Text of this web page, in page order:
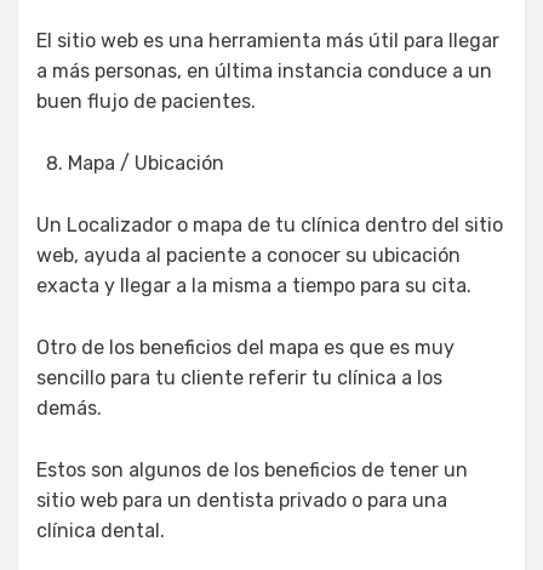
El sitio web es una herramienta más útil para llegar
a más personas, en última instancia conduce a un
buen flujo de pacientes.
Mapa / Ubicación
Un Localizador o mapa de tu clínica dentro del sitio
web, ayuda al paciente a conocer su ubicación
exacta y llegar a la misma a tiempo para su cita.
Otro de los beneficios del mapa es que es muy
sencillo para tu cliente referir tu clínica a los
demás.
Estos son algunos de los beneficios de tener un
sitio web para un dentista privado o para una
clínica dental.